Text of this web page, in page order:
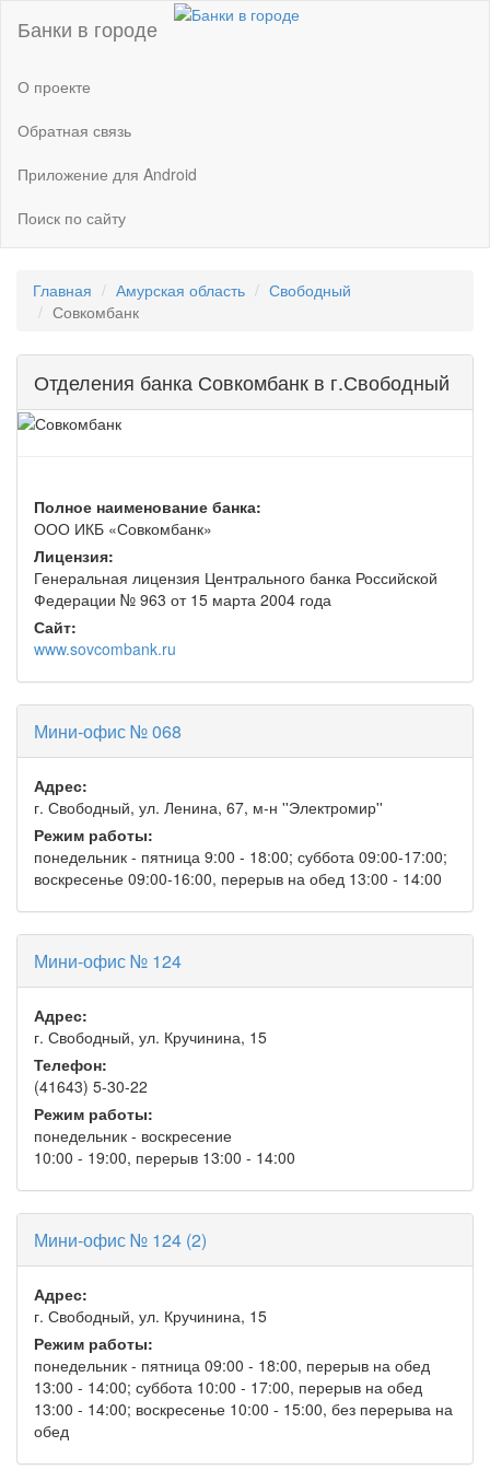
Банки в городе
О проекте
Обратная связь
Приложение для Android
Поиск по сайту
Главная Амурская область
Свободный
Совкомбанк
Отделения банка Совкомбанк в г.Свободный
Полное наименование банка:
ООО ИКБ «Совкомбанк»
Лицензия:
Генеральная лицензия Центрального банка Российской
Федерации № 963 от 15 марта 2004 года
Сайт:
www.sovcombank.ru
Мини-офис № 068
Адрес:
г. Свободный, ул. Ленина, 67, м-н ''Электромир''
Режим работы:
понедельник - пятница 9:00 - 18:00; суббота 09:00-17:00;
воскресенье 09:00-16:00, перерыв на обед 13:00 - 14:00
Мини-офис № 124
Адрес:
г. Свободный, ул. Кручинина, 15
Телефон:
(41643) 5-30-22
Режим работы:
понедельник - воскресение
10:00 - 19:00, перерыв 13:00 - 14:00
Мини-офис № 124 (2)
Адрес:
г. Свободный, ул. Кручинина, 15
Режим работы:
понедельник - пятница 09:00 - 18:00, перерыв на обед
13:00 - 14:00; суббота 10:00 - 17:00, перерыв на обед
13:00 - 14:00; воскресенье 10:00 - 15:00, без перерыва на
обед